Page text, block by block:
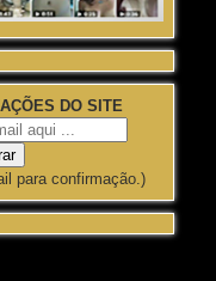
DO SITE
para confirmação.)